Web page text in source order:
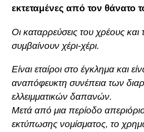
εκτεταμένες από τον θάνατο
Οι καταρρεύσεις του χρέους και
συμβαίνουν χέρι-χέρι.
Είναι εταίροι στο έγκλημα και
αναπόφευκτη συνέπεια των
ελλειμματικών δαπανών.
Μετά από μια περίοδο
εκτύπωσης νομίσματος, το